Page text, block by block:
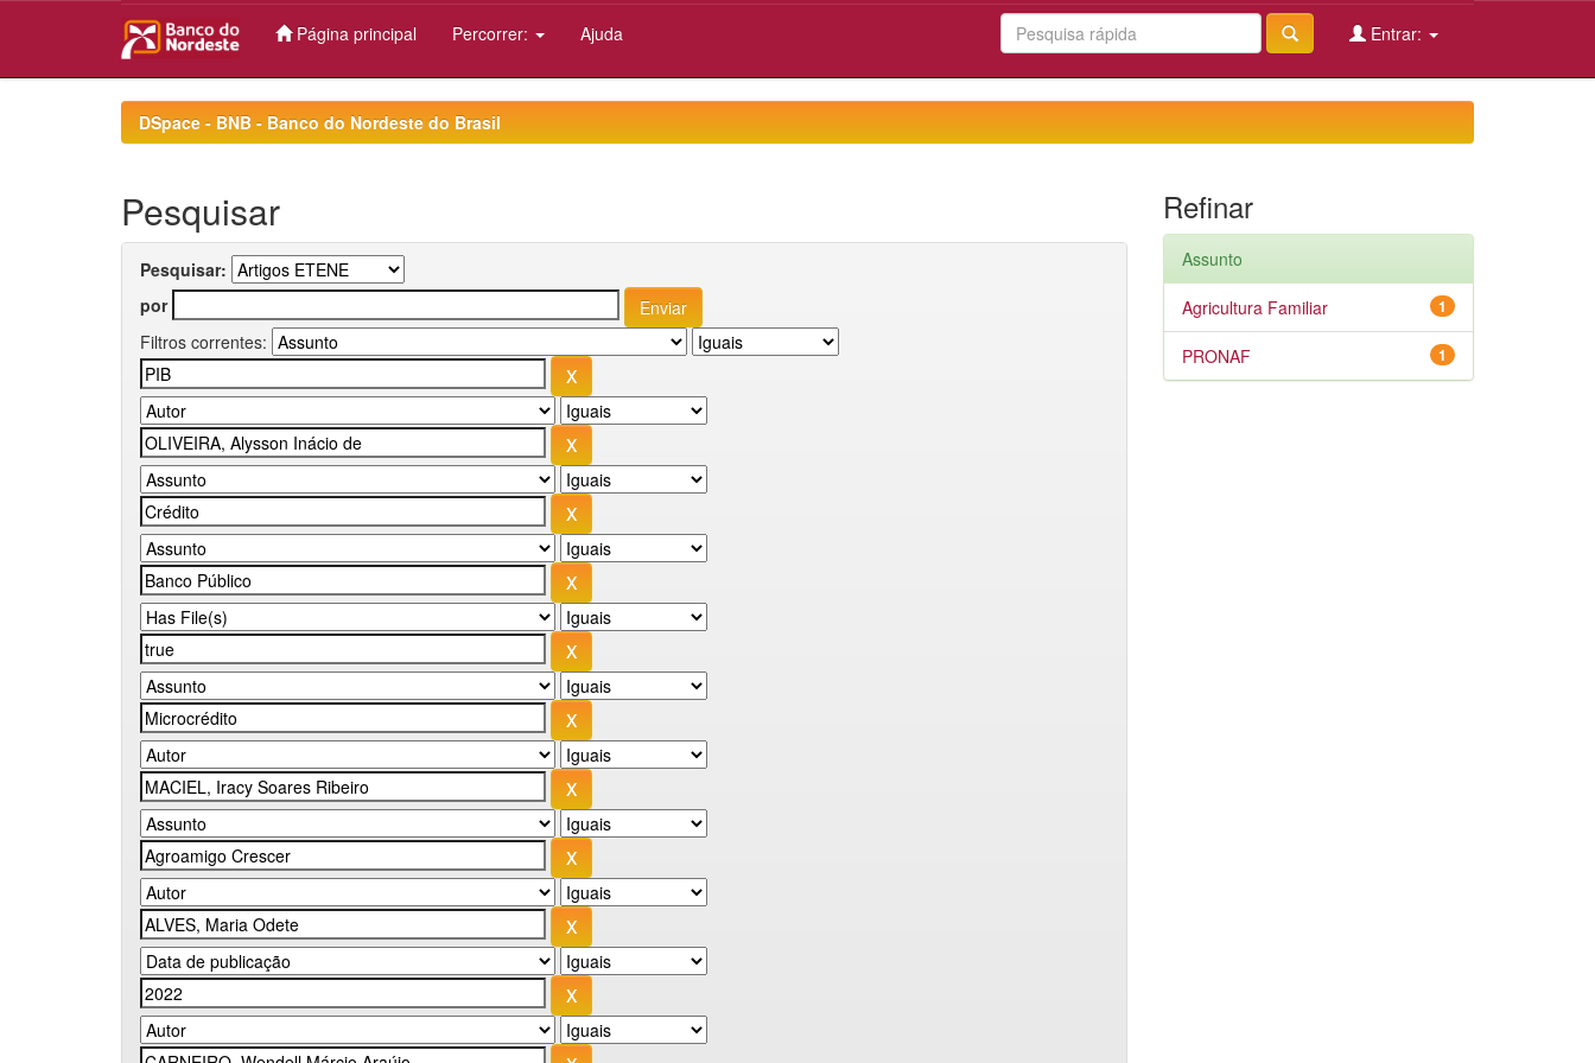
Página principal Percorrer: Ajuda Entrar:
DSpace - BNB - Banco do Nordeste do Brasil
Pesquisar
Pesquisar:
por
Filtros correntes:
Refinar
Assunto
1
Agricultura Familiar
1
PRONAF